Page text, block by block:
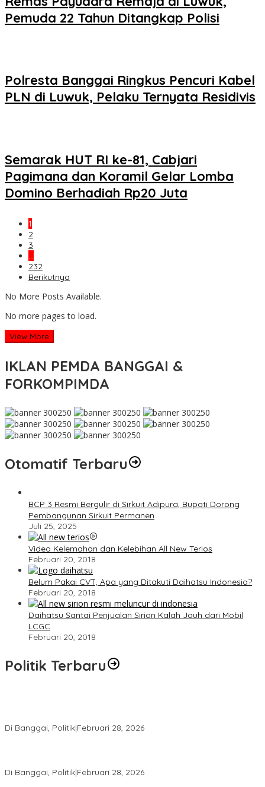
Pemuda 22 Tahun Ditangkap Polisi
Polresta Banggai Ringkus Pencuri Kabel
PLN di Luwuk, Pelaku Ternyata Residivis
Semarak HUT RI ke-81, Cabjari
Pagimana dan Koramil Gelar Lomba
Domino Berhadiah Rp20 Juta
1
2
3
…
232
Berikutnya
No More Posts Available.
No more pages to load.
View More
IKLAN PEMDA BANGGAI &
FORKOMPIMDA
Otomatif Terbaru
BCP 3 Resmi Bergulir di Sirkuit Adipura, Bupati Dorong
Pembangunan Sirkuit Permanen
Juli 25, 2025
Video Kelemahan dan Kelebihan All New Terios
Februari 20, 2018
Belum Pakai CVT, Apa yang Ditakuti Daihatsu Indonesia?
Februari 20, 2018
Daihatsu Santai Penjualan Sirion Kalah Jauh dari Mobil
LCGC
Februari 20, 2018
Politik Terbaru
Di Banggai, Politik|Februari 28, 2026
Di Banggai, Politik|Februari 28, 2026